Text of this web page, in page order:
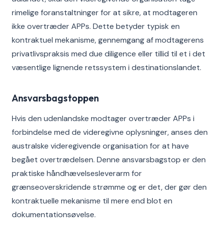
rimelige foranstaltninger for at sikre, at modtageren
ikke overtræder APPs. Dette betyder typisk en
kontraktuel mekanisme, gennemgang af modtagerens
privatlivspraksis med due diligence eller tillid til et i det
væsentlige lignende retssystem i destinationslandet.
Ansvarsbagstoppen
Hvis den udenlandske modtager overtræder APPs i
forbindelse med de videregivne oplysninger, anses den
australske videregivende organisation for at have
begået overtrædelsen. Denne ansvarsbagstop er den
praktiske håndhævelsesleverarm for
grænseoverskridende strømme og er det, der gør den
kontraktuelle mekanisme til mere end blot en
dokumentationsøvelse.